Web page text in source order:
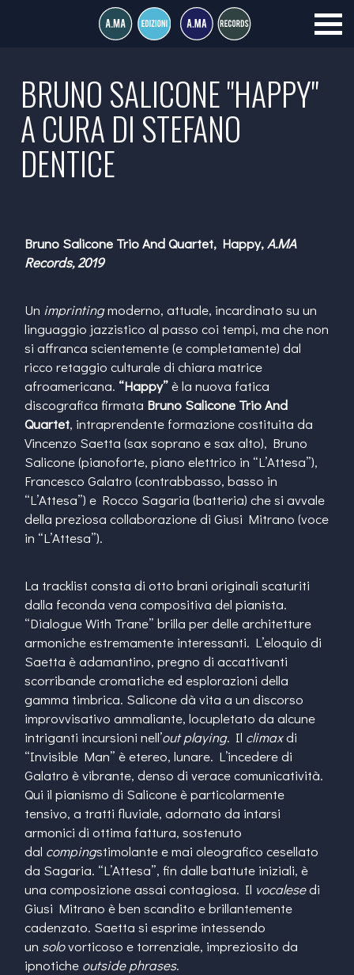
BRUNO SALICONE "HAPPY"
A CURA DI STEFANO
DENTICE
Bruno Salicone Trio And Quartet, Happy,A.MA
Records, 2019
Un imprintingmoderno, attuale, incardinato su un
linguaggio jazzistico al passo coi tempi, ma che non
si affranca scientemente (e completamente) dal
ricco retaggio culturale di chiara matrice
afroamericana. “Happy”è la nuova fatica
discografica firmata Bruno Salicone Trio And
Quartet, intraprendente formazione costituita da
Vincenzo Saetta (sax soprano e sax alto), Bruno
Salicone (pianoforte, piano elettrico in “L’Attesa”),
Francesco Galatro (contrabbasso, basso in
“L’Attesa”) e Rocco Sagaria (batteria) che si avvale
della preziosa collaborazione di Giusi Mitrano (voce
in “L’Attesa”).
La tracklist consta di otto brani originali scaturiti
dalla feconda vena compositiva del pianista.
“Dialogue With Trane” brilla per delle architetture
armoniche estremamente interessanti. L’eloquio di
Saetta è adamantino, pregno di accattivanti
scorribande cromatiche ed esplorazioni della
gamma timbrica. Salicone dà vita a un discorso
improvvisativo ammaliante, locupletato da alcune
intriganti incursioni nell’out playing. Il climaxdi
“Invisible Man” è etereo, lunare. L’incedere di
Galatro è vibrante, denso di verace comunicatività.
Qui il pianismo di Salicone è particolarmente
tensivo, a tratti fluviale, adornato da intarsi
armonici di ottima fattura, sostenuto
dal compingstimolante e mai oleografico cesellato
da Sagaria. “L’Attesa”, fin dalle battute iniziali, è
una composizione assai contagiosa. Il vocalesedi
Giusi Mitrano è ben scandito e brillantemente
cadenzato. Saetta si esprime intessendo
un solovorticoso e torrenziale, impreziosito da
ipnotiche outside phrases.